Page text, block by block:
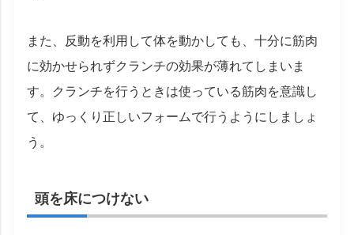
また、反動を利用して体を動かしても、十分に筋肉
に効かせられずクランチの効果が薄れてしまいま
す。クランチを行うときは使っている筋肉を意識し
て、ゆっくり正しいフォームで行うようにしましょ
う。
頭を床につけない